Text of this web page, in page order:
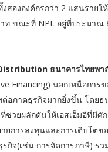
สององค์กรกว่า 2 แสนราย
ขณะที่ NPL อยู่ที่ประมาณ
ธนาคารไทยพ
Financing) นอกเหนือการ
ภาคธุรกิจมากยิ่งขึ้น โดยธ
วยผลักดันให้เอสเอ็มอีที่มีศั
การลงทุนและการเติบโตข
กิจ(เช่น การจัดการภาษี) ร